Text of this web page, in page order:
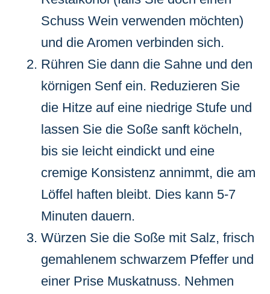
Schuss Wein verwenden möchten)
und die Aromen verbinden sich.
Rühren Sie dann die Sahne und den
körnigen Senf ein. Reduzieren Sie
die Hitze auf eine niedrige Stufe und
lassen Sie die Soße sanft köcheln,
bis sie leicht eindickt und eine
cremige Konsistenz annimmt, die am
Löffel haften bleibt. Dies kann 5-7
Minuten dauern.
Würzen Sie die Soße mit Salz, frisch
gemahlenem schwarzem Pfeffer und
einer Prise Muskatnuss. Nehmen